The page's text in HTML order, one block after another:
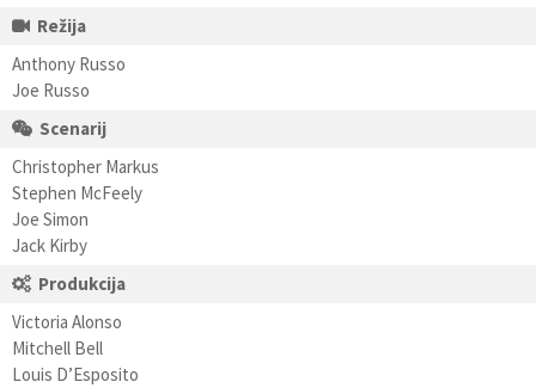
Režija
Anthony Russo
Joe Russo
Scenarij
Christopher Markus
Stephen McFeely
Joe Simon
Jack Kirby
Produkcija
Victoria Alonso
Mitchell Bell
Louis D’Esposito